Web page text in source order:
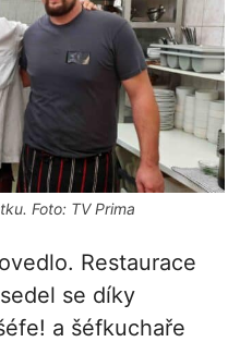
Foto: TV Prima
Restaurace
se díky
a šéfkuchaře